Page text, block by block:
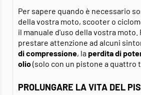
Per sapere quando è necessario
della vostra moto, scooter o
il manuale d'uso della vostra moto.
prestare attenzione ad alcuni
di compressione, laperdita di
olio(solo con un pistone a quattro
PROLUNGARE LA VITA DEL